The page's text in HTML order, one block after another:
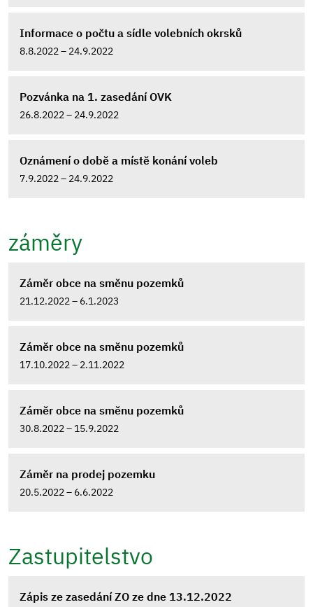
Informace o počtu a sídle volebních okrsků
8.8.2022 – 24.9.2022
Pozvánka na 1. zasedání OVK
26.8.2022 – 24.9.2022
Oznámení o době a místě konání voleb
7.9.2022 – 24.9.2022
záměry
Záměr obce na směnu pozemků
21.12.2022 – 6.1.2023
Záměr obce na směnu pozemků
17.10.2022 – 2.11.2022
Záměr obce na směnu pozemků
30.8.2022 – 15.9.2022
Záměr na prodej pozemku
20.5.2022 – 6.6.2022
Zastupitelstvo
Zápis ze zasedání ZO ze dne 13.12.2022